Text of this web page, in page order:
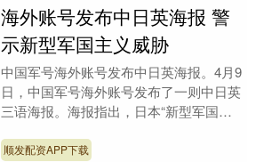
海外账号发布中日英海报 警
示新型军国主义威胁
中国军号海外账号发布中日英海报。4月9
日，中国军号海外账号发布了一则中日英
三语海报。海报指出，日本“新型军国主
会祸害周边....
顺发配资APP下载